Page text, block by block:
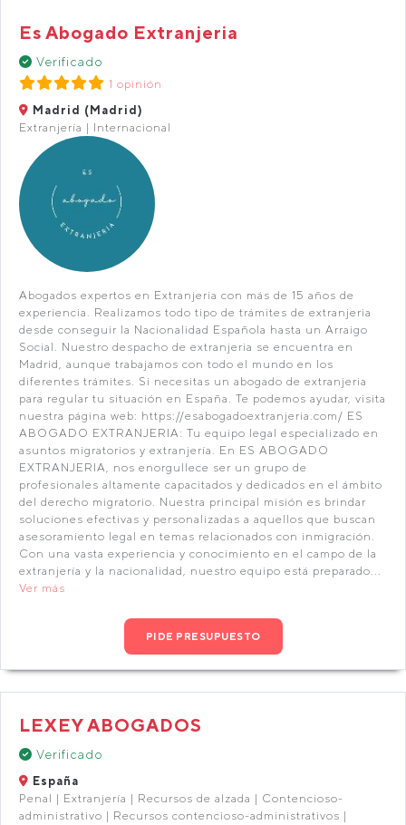
Es Abogado Extranjeria
Verificado
1 opinión
Madrid (Madrid)
Extranjería | Internacional
Abogados expertos en Extranjeria con más de 15 años de
experiencia. Realizamos todo tipo de trámites de extranjeria
desde conseguir la Nacionalidad Española hasta un Arraigo
Social. Nuestro despacho de extranjeria se encuentra en
Madrid, aunque trabajamos con todo el mundo en los
diferentes trámites. Si necesitas un abogado de extranjeria
para regular tu situación en España. Te podemos ayudar, visita
nuestra página web: https://esabogadoextranjeria.com/ ES
ABOGADO EXTRANJERIA: Tu equipo legal especializado en
asuntos migratorios y extranjería. En ES ABOGADO
EXTRANJERIA, nos enorgullece ser un grupo de
profesionales altamente capacitados y dedicados en el ámbito
del derecho migratorio. Nuestra principal misión es brindar
soluciones efectivas y personalizadas a aquellos que buscan
asesoramiento legal en temas relacionados con inmigración.
Con una vasta experiencia y conocimiento en el campo de la
extranjería y la nacionalidad, nuestro equipo está preparado...
Ver más
PIDE PRESUPUESTO
LEXEY ABOGADOS
Verificado
España
Penal | Extranjería | Recursos de alzada | Contencioso-
administrativo | Recursos contencioso-administrativos |